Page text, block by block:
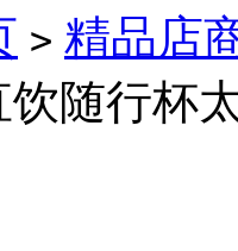
> 精品店
饮随行杯